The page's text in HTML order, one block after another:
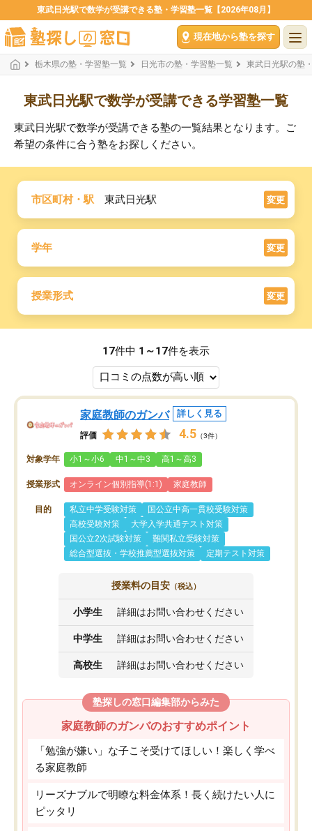
東武日光駅で数学が受講できる塾・学習塾一覧【2026年08月】
現在地から塾を探す
栃木県の塾・学習塾一覧 日光市の塾・学習塾一覧 東武日光駅の塾
東武日光駅で数学が受講できる学習塾一覧
東武日光駅で数学が受講できる塾の一覧結果となります。ご
希望の条件に合う塾をお探しください。
市区町村・駅 東武日光駅 変更
学年 変更
授業形式 変更
17件中 1～17件を表示
家庭教師のガンバ 詳しく見る
評価 4.5 （3件）
対象学年 小1～小6 中1～中3 高1～高3
授業形式 オンライン個別指導(1:1) 家庭教師
目的 私立中学受験対策
国公立中高一貫校受験対策
高校受験対策
大学入学共通テスト対策
国公立2次試験対策
難関私立受験対策
総合型選抜・学校推薦型選抜対策
定期テスト対策
授業料の目安 （税込）
小学生 詳細はお問い合わせください
中学生 詳細はお問い合わせください
高校生 詳細はお問い合わせください
塾探しの窓口編集部からみた
家庭教師のガンバのおすすめポイント
「勉強が嫌い」な子こそ受けてほしい！楽しく学べ
る家庭教師
リーズナブルで明瞭な料金体系！長く続けたい人に
ピッタリ